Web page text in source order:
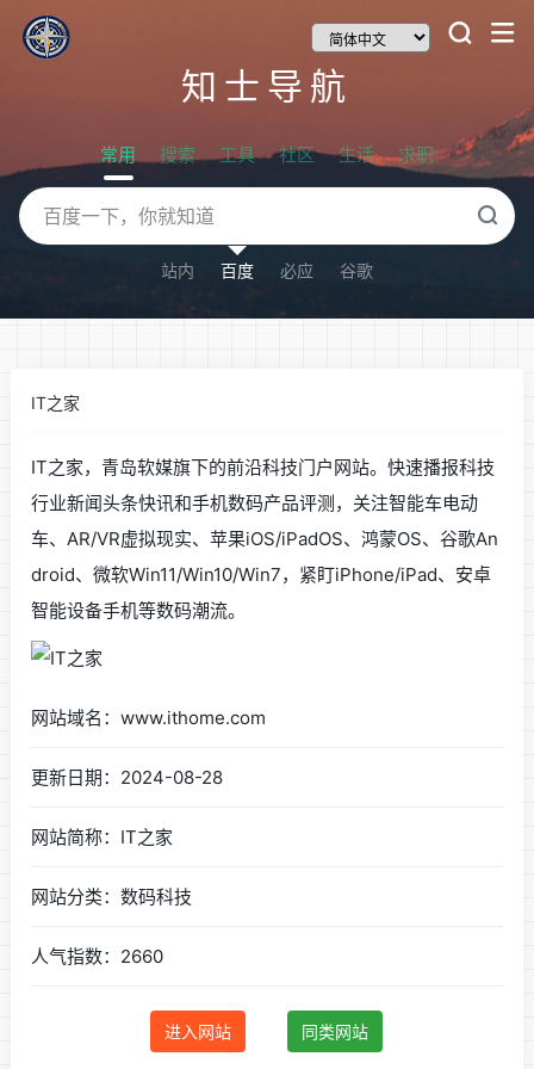
知士导航
常用 搜索 工具 社区 生活 求职
站内 百度 必应 谷歌
IT之家
IT之家，青岛软媒旗下的前沿科技门户网站。快速播报科技
行业新闻头条快讯和手机数码产品评测，关注智能车电动
车、AR/VR虚拟现实、苹果iOS/iPadOS、鸿蒙OS、谷歌An
droid、微软Win11/Win10/Win7，紧盯iPhone/iPad、安卓
智能设备手机等数码潮流。
网站域名：www.ithome.com
更新日期：2024-08-28
网站简称：IT之家
网站分类：数码科技
人气指数：2660
进入网站 同类网站